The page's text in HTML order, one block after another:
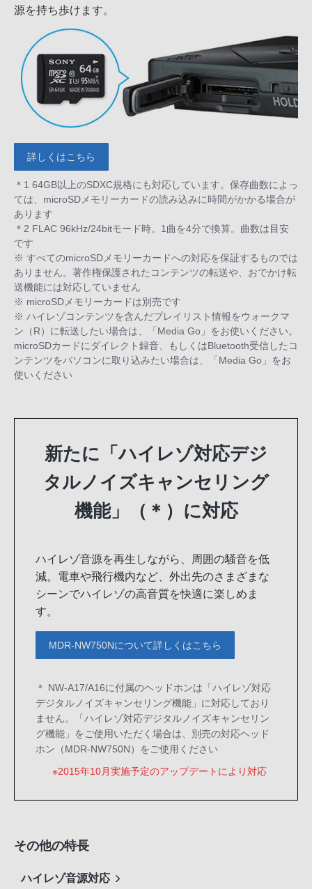
源を持ち歩けます。
詳しくはこちら
＊1 64GB以上のSDXC規格にも対応しています。保存曲数によっ
ては、microSDメモリーカードの読み込みに時間がかかる場合が
あります
＊2 FLAC 96kHz/24bitモード時。1曲を4分で換算。曲数は目安
です
※ すべてのmicroSDメモリーカードへの対応を保証するものでは
ありません。著作権保護されたコンテンツの転送や、おでかけ転
送機能には対応していません
※ microSDメモリーカードは別売です
※ ハイレゾコンテンツを含んだプレイリスト情報をウォークマ
ン（R）に転送したい場合は、「Media Go」をお使いください。
microSDカードにダイレクト録音、もしくはBluetooth受信したコ
ンテンツをパソコンに取り込みたい場合は、「Media Go」をお
使いください
新たに「ハイレゾ対応デジ
タルノイズキャンセリング
機能」（＊）に対応
ハイレゾ音源を再生しながら、周囲の騒音を低
減。電車や飛行機内など、外出先のさまざまな
シーンでハイレゾの高音質を快適に楽しめま
す。
MDR-NW750Nについて詳しくはこちら
＊ NW-A17/A16に付属のヘッドホンは「ハイレゾ対応
デジタルノイズキャンセリング機能」に対応しており
ません。「ハイレゾ対応デジタルノイズキャンセリン
グ機能」をご使用いただく場合は、別売の対応ヘッド
ホン（MDR-NW750N）をご使用ください
※2015年10月実施予定のアップデートにより対応
その他の特長
ハイレゾ音源対応